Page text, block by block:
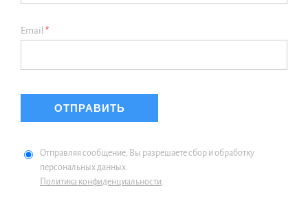
Email *
Отправляя сообщение, Вы разрешаете сбор и обработку
персональных данных.
Политика конфиденциальности